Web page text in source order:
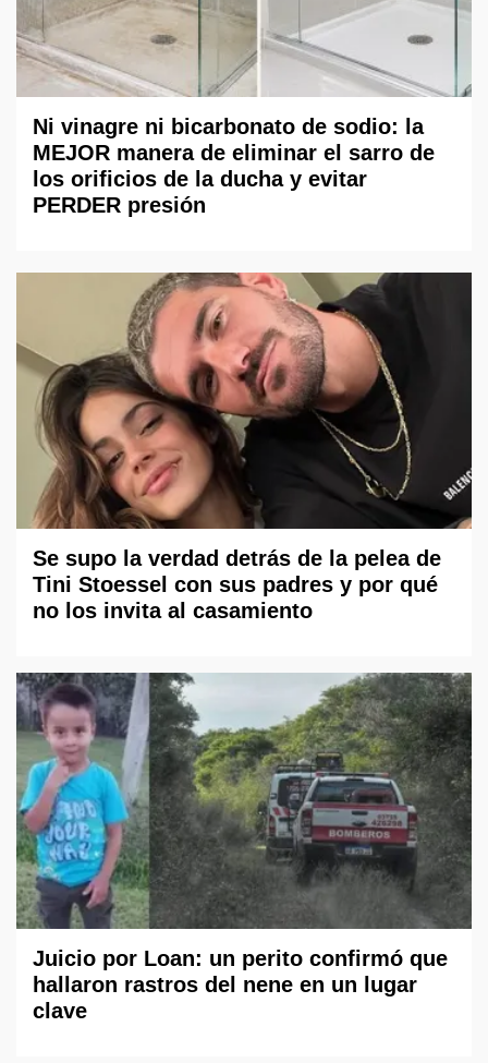
Ni vinagre ni bicarbonato de sodio: la
MEJOR manera de eliminar el sarro de
los orificios de la ducha y evitar
PERDER presión
Se supo la verdad detrás de la pelea de
Tini Stoessel con sus padres y por qué
no los invita al casamiento
Juicio por Loan: un perito confirmó que
hallaron rastros del nene en un lugar
clave